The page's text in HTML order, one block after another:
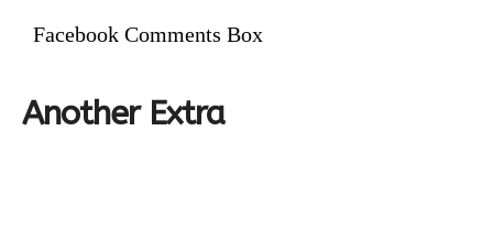
Facebook Comments Box
Another Extra